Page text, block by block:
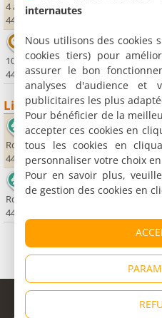
4 avenue Anne de Bretagne
44350 Guérande
Bowling de la Presqu'île
10, avenue Gustave Flaubert - ZAC
44350 Guérande
Lieux sportifs
Domaine Equestre de Querelo
Route de Brézean - D 252
44350 Guérande
Les Ecuries de Kerdando
Route d'Herbignac
44350 Guérande
© Copyright
internautes
Nous utilisons des cookies
cookies tiers) pour
assurer le bon
analyses d'audience et
publicitaires les plus
Pour bénéficier de la
accepter ces cookies en
tous les cookies en
personnaliser votre choix
Pour en savoir plus,
de gestion des cookies en